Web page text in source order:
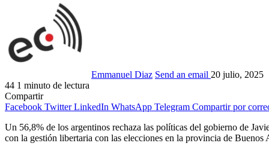
Emmanuel Diaz Send an email 20 julio, 2025
44 1 minuto de lectura
Compartir
Facebook Twitter LinkedIn WhatsApp Telegram Compartir por
Un 56,8% de los argentinos rechaza las políticas del gobierno de
con la gestión libertaria con las elecciones en la provincia de Buenos